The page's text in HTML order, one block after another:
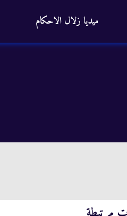
ميديا زلال الاحكام